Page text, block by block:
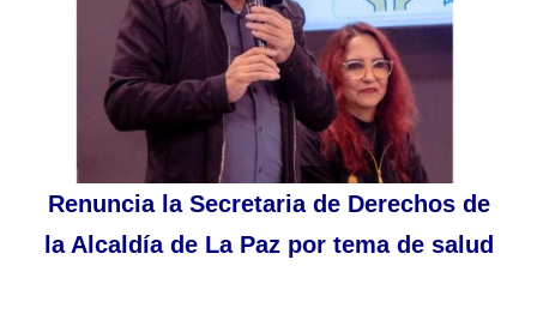
Renuncia la Secretaria de Derechos de
la Alcaldía de La Paz por tema de salud